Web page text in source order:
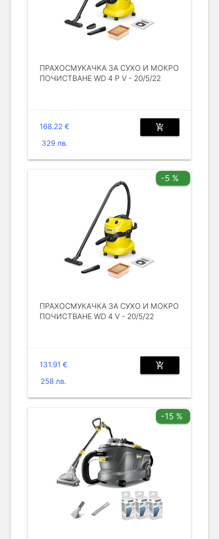
ПРАХОСМУКАЧКА ЗА СУХО И МОКРО
ПОЧИСТВАНЕ WD 4 P V - 20/5/22
168.22 €
329 лв.
add_shopping_cart
-5 %
ПРАХОСМУКАЧКА ЗА СУХО И МОКРО
ПОЧИСТВАНЕ WD 4 V - 20/5/22
131.91 €
258 лв.
add_shopping_cart
-15 %